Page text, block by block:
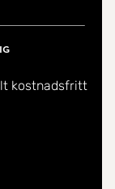
kostnadsfritt